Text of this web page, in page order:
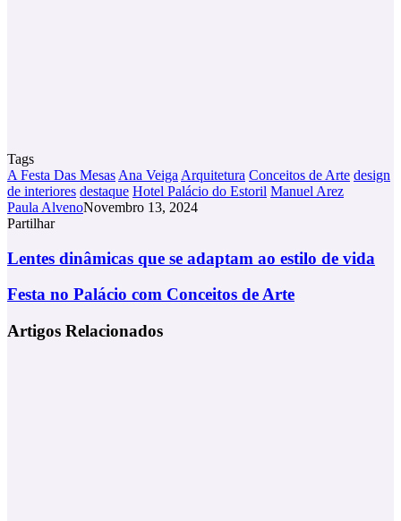
Tags
A Festa Das Mesas Ana Veiga Arquitetura Conceitos de Arte design
de interiores destaque Hotel Palácio do Estoril Manuel Arez
Paula AlvenoNovembro 13, 2024
Partilhar
Via
Email
Lentes
que
se
ao
Lentes dinâmicas que se adaptam ao estilo de vida
Festa
Palácio
com
Festa no Palácio com Conceitos de Arte
Artigos Relacionados